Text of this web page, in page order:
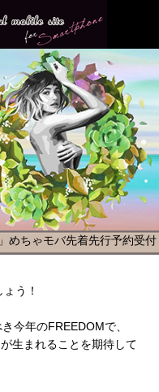
めちゃモバ先着先行予約受付
う！
今年のFREEDOMで、
生まれることを期待して